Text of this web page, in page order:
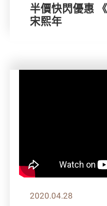
半價快閃優惠
宋熙年
2020.04.28